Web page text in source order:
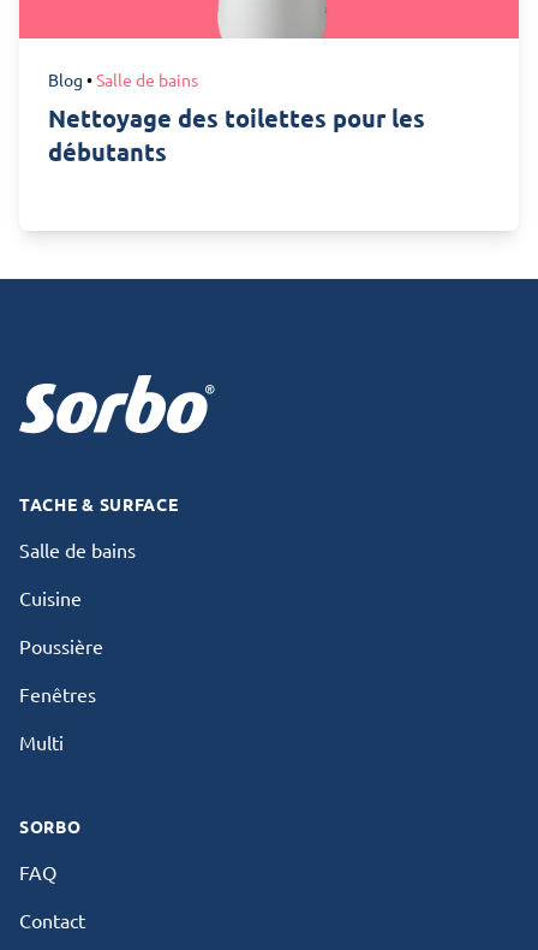
Blog •Salle de bains
Nettoyage des toilettes pour les
débutants
TACHE & SURFACE
Salle de bains
Cuisine
Poussière
Fenêtres
Multi
SORBO
FAQ
Contact